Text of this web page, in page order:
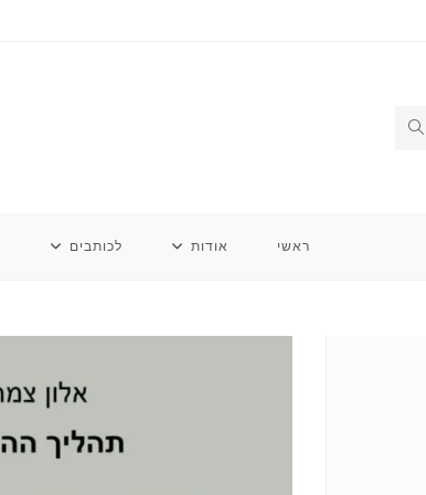
Submit
ראשי אודות לכותבים